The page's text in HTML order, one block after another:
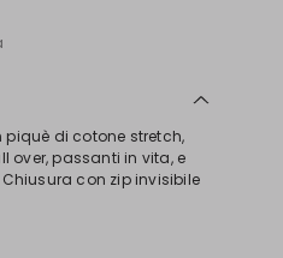
di cotone stretch,
over, passanti in vita, e
con zip invisibile